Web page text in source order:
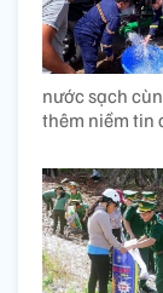
nước sạch
thêm niềm tin